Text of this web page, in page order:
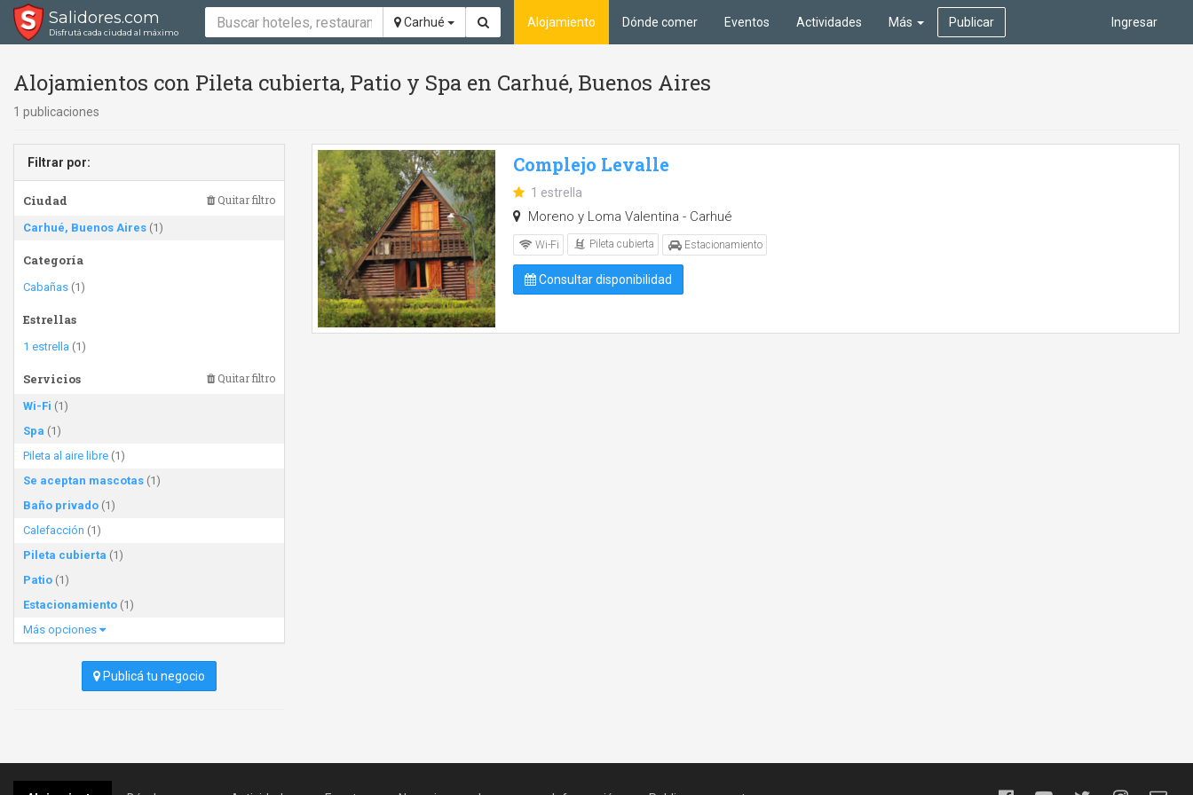
Salidores.com
Disfrutá cada ciudad al máximo
Carhué Ingresar
Alojamiento Dónde comer Eventos Actividades Más Publicar
Alojamientos con Pileta cubierta, Patio y Spa en Carhué, Buenos Aires
1 publicaciones
Filtrar por:
Ciudad Quitar filtro
Carhué, Buenos Aires (1)
Categoría
Cabañas (1)
Estrellas
1 estrella (1)
Servicios Quitar filtro
Wi-Fi (1)
Spa (1)
Pileta al aire libre (1)
Se aceptan mascotas (1)
Baño privado (1)
Calefacción (1)
Pileta cubierta (1)
Patio (1)
Estacionamiento (1)
Más opciones
Publicá tu negocio
Complejo Levalle
1 estrella
Moreno y Loma Valentina - Carhué
Wi-Fi Pileta cubierta Estacionamiento
Consultar disponibilidad